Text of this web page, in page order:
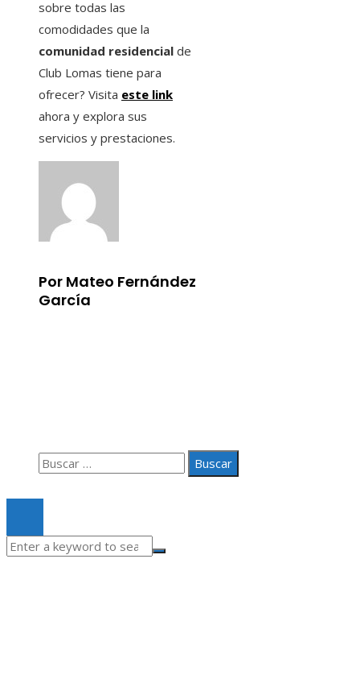
sobre todas las
comodidades que la
comunidad residencial de
Club Lomas tiene para
ofrecer? Visita este link
ahora y explora sus
servicios y prestaciones.
Por Mateo Fernández
García
Buscar: